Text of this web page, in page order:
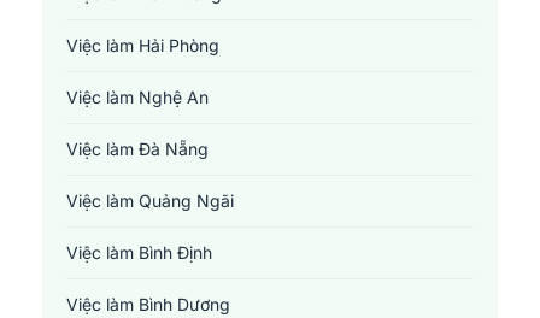
Việc làm Hải Phòng
Việc làm Nghệ An
Việc làm Đà Nẵng
Việc làm Quảng Ngãi
Việc làm Bình Định
Việc làm Bình Dương